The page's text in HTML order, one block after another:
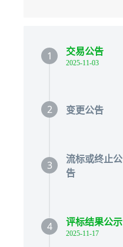
1 交易公告
2025-11-03
2 变更公告
3
流标或终止公
告
4 评标结果公示
2025-11-17